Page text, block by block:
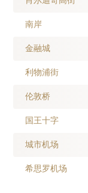
南岸
金融城
利物浦街
伦敦桥
国王十字
城市机场
希思罗机场